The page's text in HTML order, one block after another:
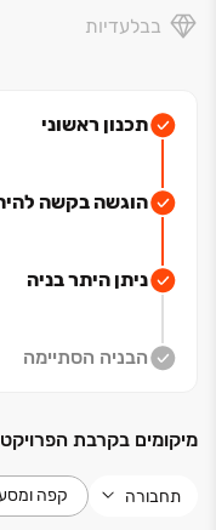
בבלעדיות
תכנון ראשוני
הוגשה בקשה
ניתן היתר בניה
הבניה הסתיימה
מיקומים בקרבת הפרויקט
תחבורה קפה